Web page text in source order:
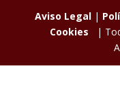
Aviso Legal|
Cookies |